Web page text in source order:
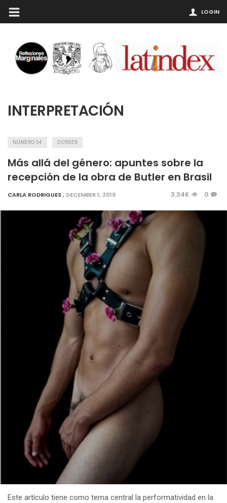
LOGIN
INTERPRETACIÓN
NÚMERO 54 DOSSIER
Más allá del género: apuntes sobre la
recepción de la obra de Butler en Brasil
CARLA RODRIGUES, DECEMBER 1, 2019 3.34K 0
Este artículo tiene como tema central la performatividad en la